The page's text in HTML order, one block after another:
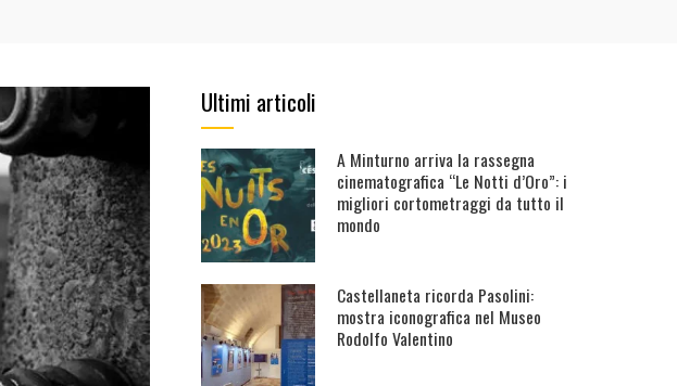
Ultimi articoli
A Minturno arriva la rassegna
cinematografica “Le Notti d’Oro”: i
migliori cortometraggi da tutto il
mondo
Castellaneta ricorda Pasolini:
mostra iconografica nel Museo
Rodolfo Valentino